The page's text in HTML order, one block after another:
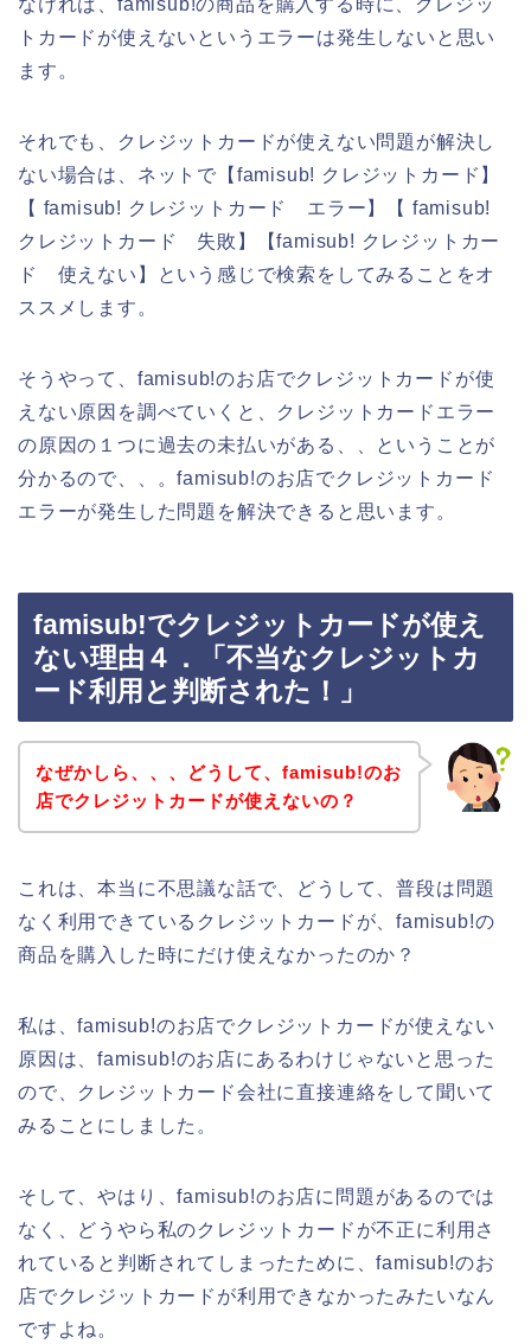
トカードが使えないというエラーは発生しないと思い
ます。
それでも、クレジットカードが使えない問題が解決し
ない場合は、ネットで【famisub! クレジットカード】
【 famisub! クレジットカード エラー】【 famisub!
クレジットカード 失敗】【famisub! クレジットカー
ド 使えない】という感じで検索をしてみることをオ
ススメします。
そうやって、famisub!のお店でクレジットカードが使
えない原因を調べていくと、クレジットカードエラー
の原因の１つに過去の未払いがある、、ということが
分かるので、、。famisub!のお店でクレジットカード
エラーが発生した問題を解決できると思います。
famisub!でクレジットカードが使え
ない理由４．「不当なクレジットカ
ード利用と判断された！」
なぜかしら、、、どうして、famisub!のお
店でクレジットカードが使えないの？
これは、本当に不思議な話で、どうして、普段は問題
なく利用できているクレジットカードが、famisub!の
商品を購入した時にだけ使えなかったのか？
私は、famisub!のお店でクレジットカードが使えない
原因は、famisub!のお店にあるわけじゃないと思った
ので、クレジットカード会社に直接連絡をして聞いて
みることにしました。
そして、やはり、famisub!のお店に問題があるのでは
なく、どうやら私のクレジットカードが不正に利用さ
れていると判断されてしまったために、famisub!のお
店でクレジットカードが利用できなかったみたいなん
ですよね。